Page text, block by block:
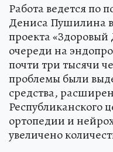
Работа ведется по
Дениса Пушилина
проекта «Здоровый
очереди на
почти три тысячи
проблемы были
средства,
Республиканского
ортопедии и
увеличено